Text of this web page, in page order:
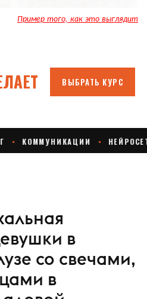
Пример того, как это выглядит
в
со свечами,
в